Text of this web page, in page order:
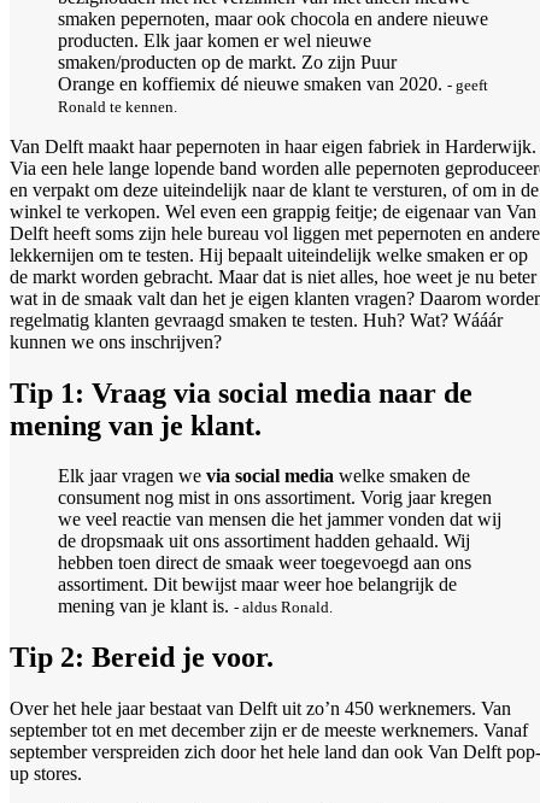
smaken pepernoten, maar ook chocola en andere nieuwe
producten. Elk jaar komen er wel nieuwe
smaken/producten op de markt. Zo zijn Puur
Orange en koffiemix dé nieuwe smaken van 2020. - geeft
Ronald te kennen.
Van Delft maakt haar pepernoten in haar eigen fabriek in Harderwijk.
Via een hele lange lopende band worden alle pepernoten
en verpakt om deze uiteindelijk naar de klant te versturen, of om in de
winkel te verkopen. Wel even een grappig feitje; de eigenaar van Van
Delft heeft soms zijn hele bureau vol liggen met pepernoten en andere
lekkernijen om te testen. Hij bepaalt uiteindelijk welke smaken er op
de markt worden gebracht. Maar dat is niet alles, hoe weet je nu beter
wat in de smaak valt dan het je eigen klanten vragen? Daarom
regelmatig klanten gevraagd smaken te testen. Huh? Wat? Wááár
kunnen we ons inschrijven?
Tip 1: Vraag via social media naar de
mening van je klant.
Elk jaar vragen we via social media welke smaken de
consument nog mist in ons assortiment. Vorig jaar kregen
we veel reactie van mensen die het jammer vonden dat wij
de dropsmaak uit ons assortiment hadden gehaald. Wij
hebben toen direct de smaak weer toegevoegd aan ons
assortiment. Dit bewijst maar weer hoe belangrijk de
mening van je klant is. - aldus Ronald.
Tip 2: Bereid je voor.
Over het hele jaar bestaat van Delft uit zo’n 450 werknemers. Van
september tot en met december zijn er de meeste werknemers. Vanaf
september verspreiden zich door het hele land dan ook Van Delft pop-
up stores.